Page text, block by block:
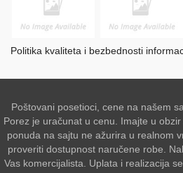
Politika kvaliteta i bezbednosti
Poštovani posetioci, cene na našem
Porez je uračunat u cenu. Imajte u
ponuda na sajtu ne ažurira u realnom
proveriti dostupnost naručene robe.
Vas komercijalista. Uplata i realizacija